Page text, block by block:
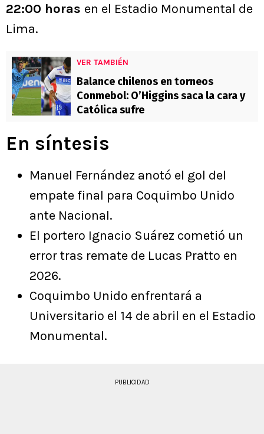
22:00 horas en el Estadio Monumental de
Lima.
VER TAMBIÉN
Balance chilenos en torneos
Conmebol: O’Higgins saca la cara y
Católica sufre
En síntesis
Manuel Fernández anotó el gol del
empate final para Coquimbo Unido
ante Nacional.
El portero Ignacio Suárez cometió un
error tras remate de Lucas Pratto en
2026.
Coquimbo Unido enfrentará a
Universitario el 14 de abril en el Estadio
Monumental.
PUBLICIDAD